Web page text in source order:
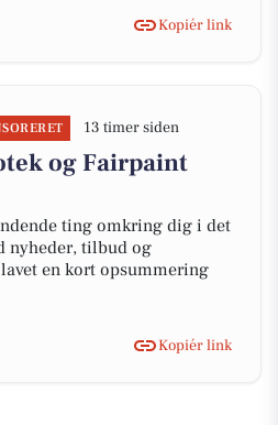
Kopiér link
13 timer siden
og Fairpaint
ting omkring dig i det
nyheder, tilbud og
en kort opsummering
Kopiér link